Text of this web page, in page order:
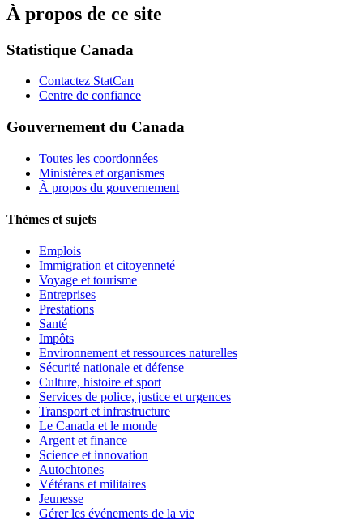
À propos de ce site
Statistique Canada
Contactez StatCan
Centre de confiance
Gouvernement du Canada
Toutes les coordonnées
Ministères et organismes
À propos du gouvernement
Thèmes et sujets
Emplois
Immigration et citoyenneté
Voyage et tourisme
Entreprises
Prestations
Santé
Impôts
Environnement et ressources naturelles
Sécurité nationale et défense
Culture, histoire et sport
Services de police, justice et urgences
Transport et infrastructure
Le Canada et le monde
Argent et finance
Science et innovation
Autochtones
Vétérans et militaires
Jeunesse
Gérer les événements de la vie